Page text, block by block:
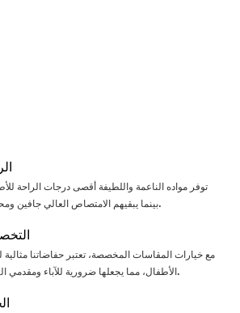
توفر مواده الناعمة واللطيفة أقصى درجات الراحة
بينما يبقيهم الامتصاص العالي جافين ومحميين.
مع خيارات المقاسات المخصصة، تعتبر حفاضاتنا مثالية
الأطفال، مما يجعلها ضرورية للآباء ومقدمي الرعاية.